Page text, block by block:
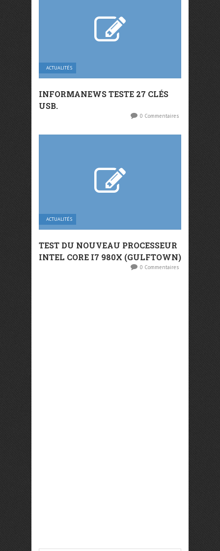
ACTUALITÉS
INFORMANEWS TESTE 27 CLÉS
USB.
0 Commentaires
ACTUALITÉS
TEST DU NOUVEAU PROCESSEUR
INTEL CORE I7 980X (GULFTOWN)
0 Commentaires